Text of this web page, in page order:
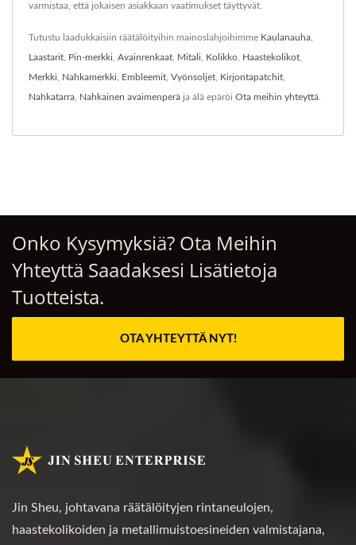
varmistaa, että jokaisen asiakkaan vaatimukset täyttyvät.
Tutustu laadukkaisiin räätälöityihin mainoslahjoihimme Kaulanauha
Laastarit Pin-merkki Avainrenkaat Mitali Kolikko Haastekolikot
Merkki Nahkamerkki Embleemit Vyönsoljet Kirjontapatchit
Nahkatarra Nahkainen avaimenperä ja älä epäröi Ota meihin yhteyttä
Onko Kysymyksiä? Ota Meihin
Yhteyttä Saadaksesi Lisätietoja
Tuotteista.
OTA YHTEYTTÄ NYT!
Jin Sheu, johtavana räätälöityjen rintaneulojen,
haastekolikoiden ja metallimuistoesineiden valmistajana,